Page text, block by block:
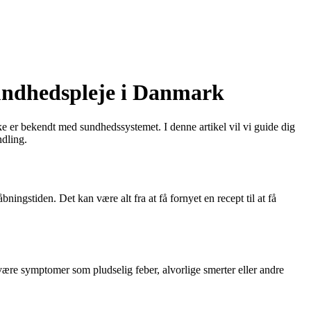
i Danmark
bekendt med sundhedssystemet. I denne artikel vil vi guide dig
Det kan være alt fra at få fornyet en recept til at få
symptomer som pludselig feber, alvorlige smerter eller andre